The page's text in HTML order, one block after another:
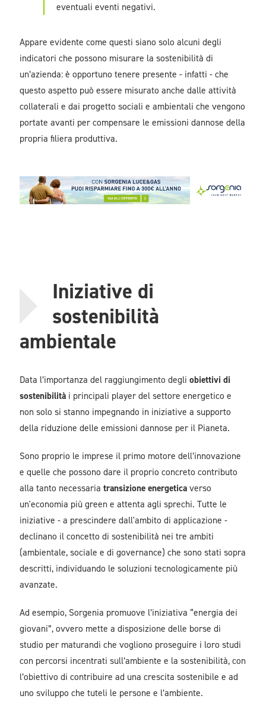
eventuali eventi negativi.
Appare evidente come questi siano solo alcuni degli
indicatori che possono misurare la sostenibilità di
un’azienda: è opportuno tenere presente - infatti - che
questo aspetto può essere misurato anche dalle attività
collaterali e dai progetto sociali e ambientali che vengono
portate avanti per compensare le emissioni dannose della
propria filiera produttiva.
Iniziative di
sostenibilità
ambientale
Data l’importanza del raggiungimento degli obiettivi di
sostenibilitài principali player del settore energetico e
non solo si stanno impegnando in iniziative a supporto
della riduzione delle emissioni dannose per il Pianeta.
Sono proprio le imprese il primo motore dell’innovazione
e quelle che possono dare il proprio concreto contributo
alla tanto necessaria transizione energeticaverso
un'economia più green e attenta agli sprechi. Tutte le
iniziative - a prescindere dall'ambito di applicazione -
declinano il concetto di sostenibilità nei tre ambiti
(ambientale, sociale e di governance) che sono stati sopra
descritti, individuando le soluzioni tecnologicamente più
avanzate.
Ad esempio, Sorgenia promuove l’iniziativa “energia dei
giovani”, ovvero mette a disposizione delle borse di
studio per maturandi che vogliono proseguire i loro studi
con percorsi incentrati sull’ambiente e la sostenibilità, con
l’obiettivo di contribuire ad una crescita sostenibile e ad
uno sviluppo che tuteli le persone e l’ambiente.